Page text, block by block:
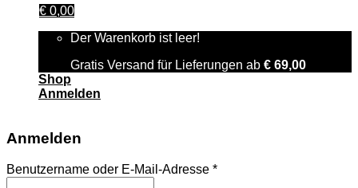
€ 0,00
Der Warenkorb ist leer!
Gratis Versand für Lieferungen ab € 69,00
Shop
Anmelden
Anmelden
Benutzername oder E-Mail-Adresse *